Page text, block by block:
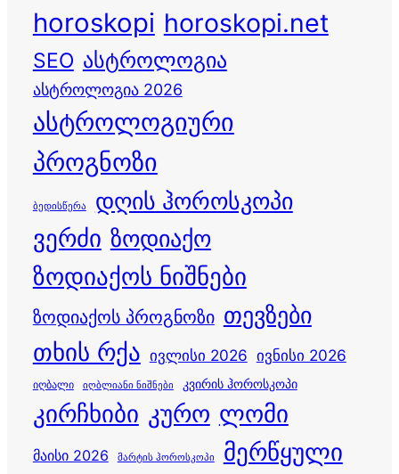
horoskopi horoskopi.net
SEO ასტროლოგია
ასტროლოგია 2026
ასტროლოგიური
პროგნოზი
ბედისწერა დღის ჰოროსკოპი
ვერძი ზოდიაქო
ზოდიაქოს ნიშნები
ზოდიაქოს პროგნოზი თევზები
თხის რქა ივლისი 2026 ივნისი 2026
იღბალი იღბლიანი ნიშნები კვირის ჰოროსკოპი
კირჩხიბი კურო ლომი
მაისი 2026 მარტის ჰოროსკოპი მერწყული